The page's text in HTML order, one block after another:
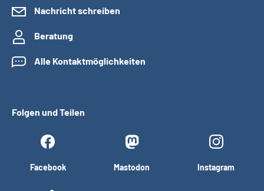
Nachricht schreiben
Beratung
Alle Kontaktmöglichkeiten
Folgen und Teilen
Facebook Mastodon Instagram